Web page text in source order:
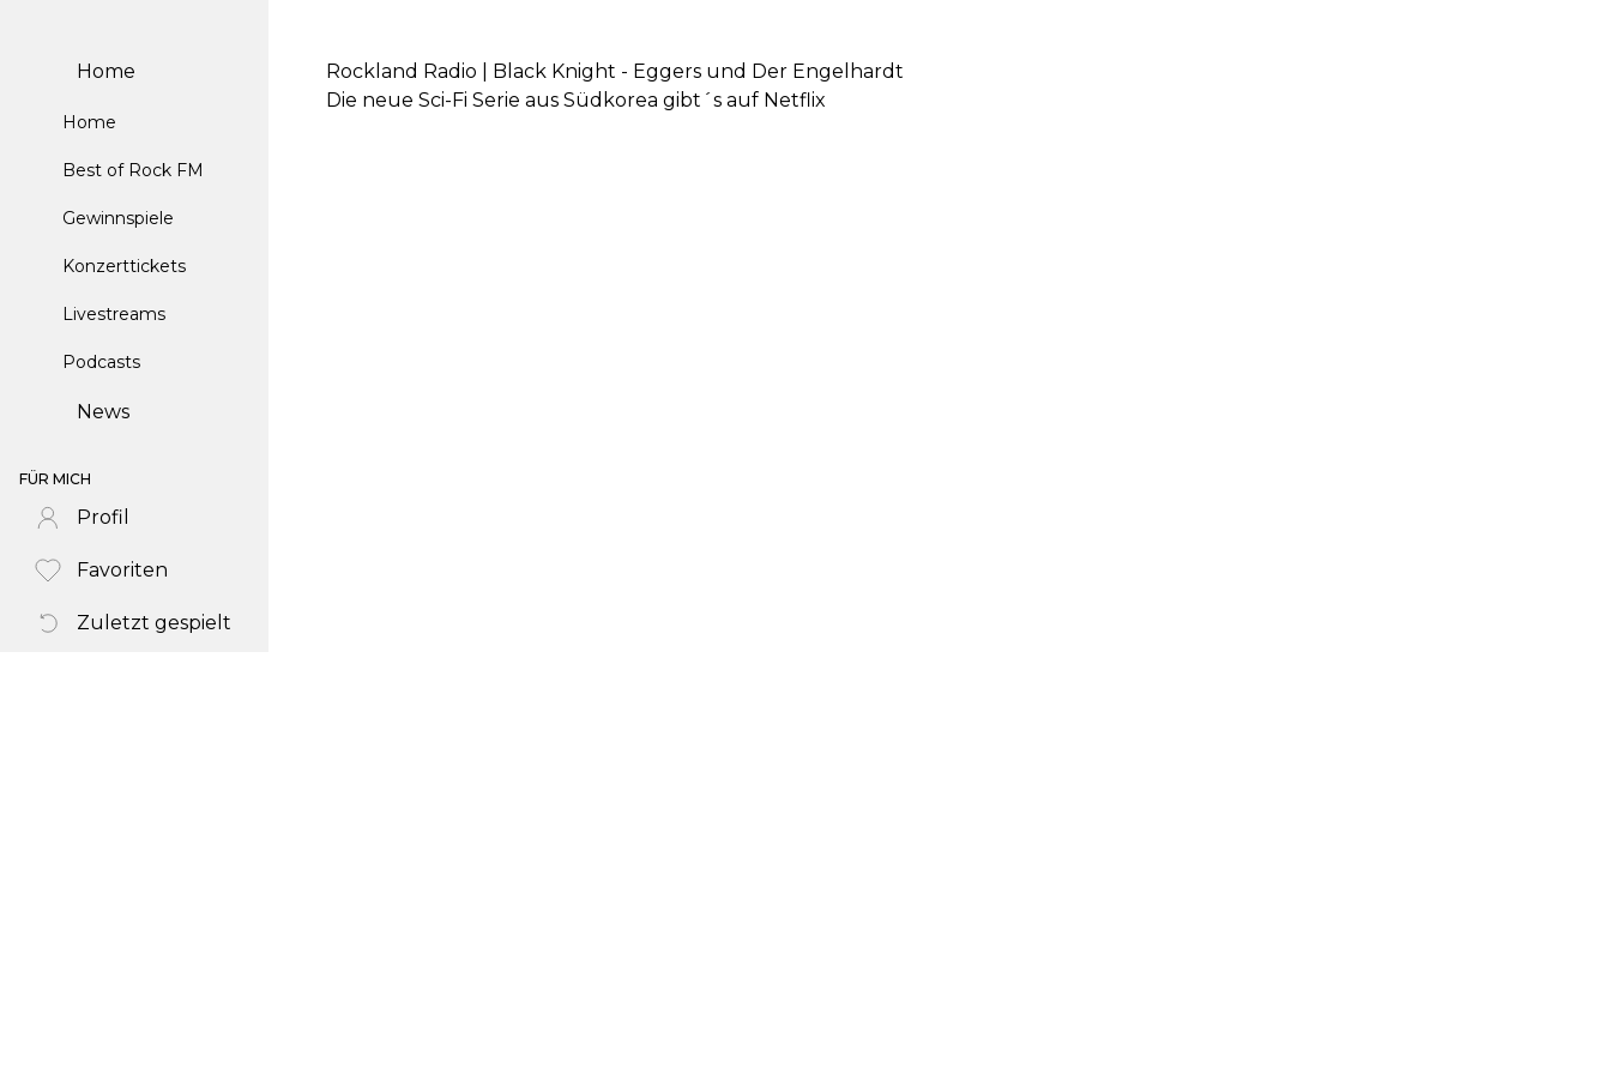
Home
Home
Best of Rock FM
Gewinnspiele
Konzerttickets
Livestreams
Podcasts
News
FÜR MICH
Profil
Favoriten
Zuletzt gespielt
Rockland Radio | Black Knight - Eggers und Der Engelhardt
Die neue Sci-Fi Serie aus Südkorea gibt´s auf Netflix